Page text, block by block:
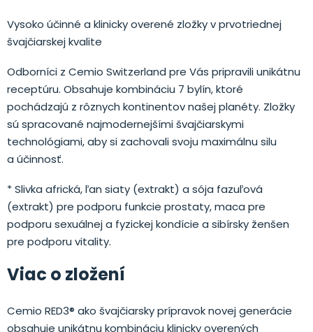
Vysoko účinné a klinicky overené zložky v prvotriednej
švajčiarskej kvalite
Odborníci z Cemio Switzerland pre Vás pripravili unikátnu
receptúru. Obsahuje kombináciu 7 bylín, ktoré
pochádzajú z rôznych kontinentov našej planéty. Zložky
sú spracované najmodernejšími švajčiarskymi
technológiami, aby si zachovali svoju maximálnu silu
a účinnosť.
* Slivka africká, ľan siaty (extrakt) a sója fazuľová
(extrakt) pre podporu funkcie prostaty, maca pre
podporu sexuálnej a fyzickej kondície a sibírsky ženšen
pre podporu vitality.
Viac o zložení
Cemio RED3® ako švajčiarsky prípravok novej generácie
obsahuje unikátnu kombináciu klinicky overených